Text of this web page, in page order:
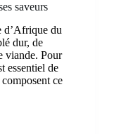
saveurs
d’Afrique du
dur, de
viande. Pour
essentiel de
ce